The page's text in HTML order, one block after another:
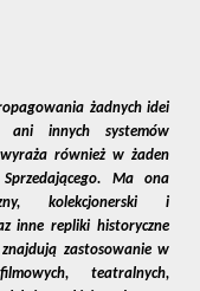
żadnych idei
ani innych systemów
również w żaden
Ma ona
kolekcjonerski i
inne repliki historyczne
zastosowanie w
teatralnych,